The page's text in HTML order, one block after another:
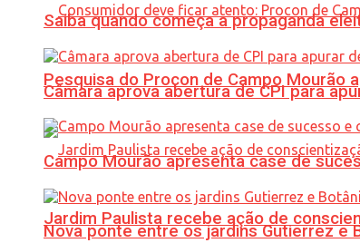
Pesquisa do Procon de Campo
Jardim Paulista recebe ação de
Saiba quando começa a propaganda
Câmara aprova abertura de CPI para
Campo Mourão apresenta case de
Nova ponte entre os jardins Gutierrez e